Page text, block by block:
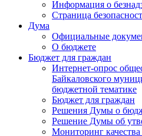
Информация о
Страница
Дума
Официальные
О бюджете
Бюджет для граждан
Интернет-опрос
Байкаловского
бюджетной тематике
Бюджет для граждан
Решения Думы о
Решение Думы об
Мониторинг